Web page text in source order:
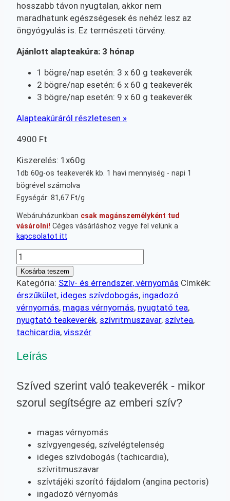
hosszabb távon nyugtalan, akkor nem
maradhatunk egészségesek és nehéz lesz az
öngyógyulás is. Ez természeti törvény.
Ajánlott alapteakúra: 3 hónap
1 bögre/nap esetén: 3 x 60 g teakeverék
2 bögre/nap esetén: 6 x 60 g teakeverék
3 bögre/nap esetén: 9 x 60 g teakeverék
Alapteakúráról részletesen »
4900 Ft
Kiszerelés: 1x60g
1db 60g-os teakeverék kb. 1 havi mennyiség - napi 1
bögrével számolva
Egységár: 81,67 Ft/g
Webáruházunkban csak magánszemélyként tud
vásárolni! Céges vásárláshoz vegye fel velünk a
kapcsolatot itt
Szíved
szerint
való
teakeverék
mennyiség
Kosárba teszem
Kategória: Szív- és érrendszer, vérnyomás Címkék:
érszűkület, ideges szívdobogás, ingadozó
vérnyomás, magas vérnyomás, nyugtató tea,
nyugtató teakeverék, szívritmuszavar, szívtea,
tachicardia, visszér
Leírás
Szíved szerint való teakeverék - mikor
szorul segítségre az emberi szív?
magas vérnyomás
szívgyengeség, szívelégtelenség
ideges szívdobogás (tachicardia),
szívritmuszavar
szívtájéki szorító fájdalom (angina pectoris)
ingadozó vérnyomás